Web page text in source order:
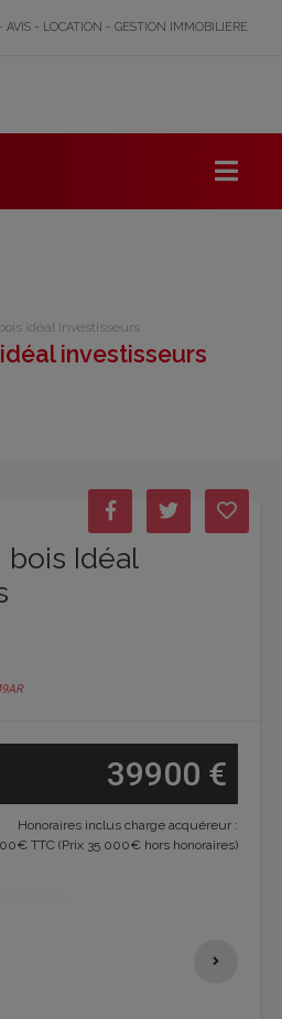
- LOCATION - GESTION IMMOBILIERE
idéal investisseurs
investisseurs
bois Idéal
39900 €
Honoraires inclus charge acquéreur :
TTC (Prix 35 000€ hors honoraires)